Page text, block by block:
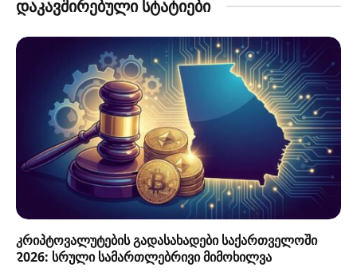
დაკავშირებული სტატიები
კრიპტოვალუტების გადასახადები საქართველოში
2026: სრული სამართლებრივი მიმოხილვა